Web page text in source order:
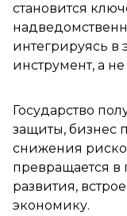
становится
интегрируясь
инструмент, а
Государство
защиты, бизнес
снижения
превращается
развития,
экономику.